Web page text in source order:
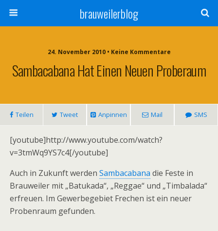
brauweilerblog
24. November 2010 • Keine Kommentare
Sambacabana Hat Einen Neuen Proberaum
Teilen Tweet Anpinnen Mail SMS
[youtube]http://www.youtube.com/watch?
v=3tmWq9YS7c4[/youtube]
Auch in Zukunft werden Sambacabana die Feste in
Brauweiler mit „Batukada“, „Reggae“ und „Timbalada“
erfreuen. Im Gewerbegebiet Frechen ist ein neuer
Probenraum gefunden.